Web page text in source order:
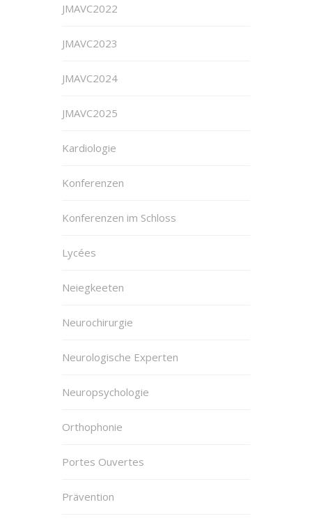
JMAVC2022
JMAVC2023
JMAVC2024
JMAVC2025
Kardiologie
Konferenzen
Konferenzen im Schloss
Lycées
Neiegkeeten
Neurochirurgie
Neurologische Experten
Neuropsychologie
Orthophonie
Portes Ouvertes
Prävention